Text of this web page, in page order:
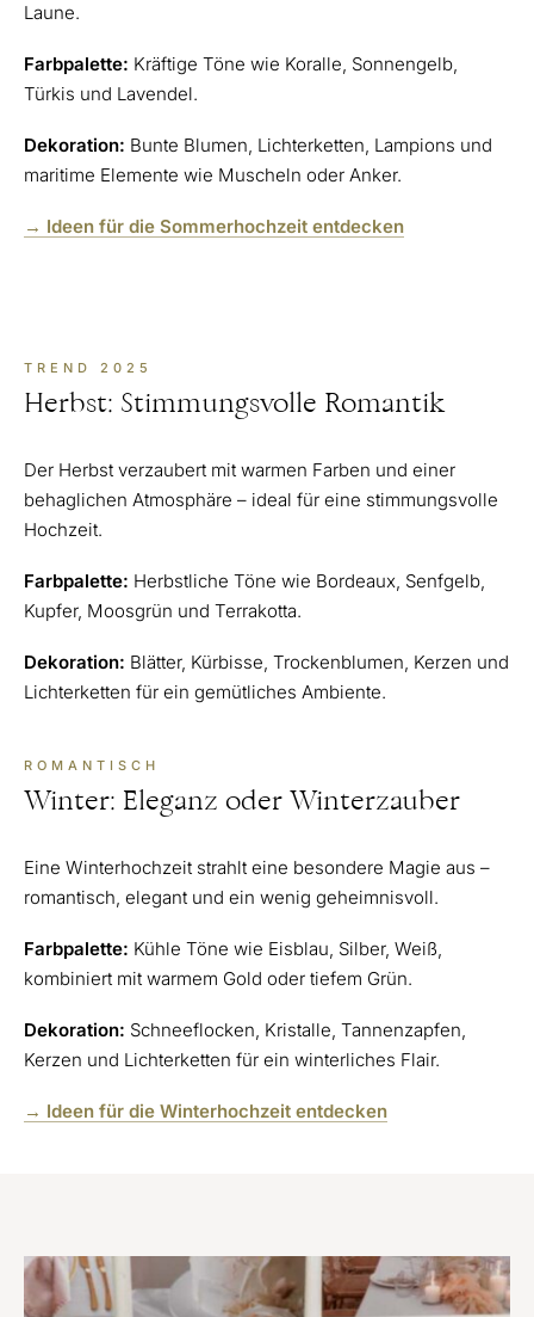
Laune.
Farbpalette: Kräftige Töne wie Koralle, Sonnengelb,
Türkis und Lavendel.
Dekoration: Bunte Blumen, Lichterketten, Lampions und
maritime Elemente wie Muscheln oder Anker.
→ Ideen für die Sommerhochzeit entdecken
TREND 2025
Herbst: Stimmungsvolle Romantik
Der Herbst verzaubert mit warmen Farben und einer
behaglichen Atmosphäre – ideal für eine stimmungsvolle
Hochzeit.
Farbpalette: Herbstliche Töne wie Bordeaux, Senfgelb,
Kupfer, Moosgrün und Terrakotta.
Dekoration: Blätter, Kürbisse, Trockenblumen, Kerzen und
Lichterketten für ein gemütliches Ambiente.
ROMANTISCH
Winter: Eleganz oder Winterzauber
Eine Winterhochzeit strahlt eine besondere Magie aus –
romantisch, elegant und ein wenig geheimnisvoll.
Farbpalette: Kühle Töne wie Eisblau, Silber, Weiß,
kombiniert mit warmem Gold oder tiefem Grün.
Dekoration: Schneeflocken, Kristalle, Tannenzapfen,
Kerzen und Lichterketten für ein winterliches Flair.
→ Ideen für die Winterhochzeit entdecken